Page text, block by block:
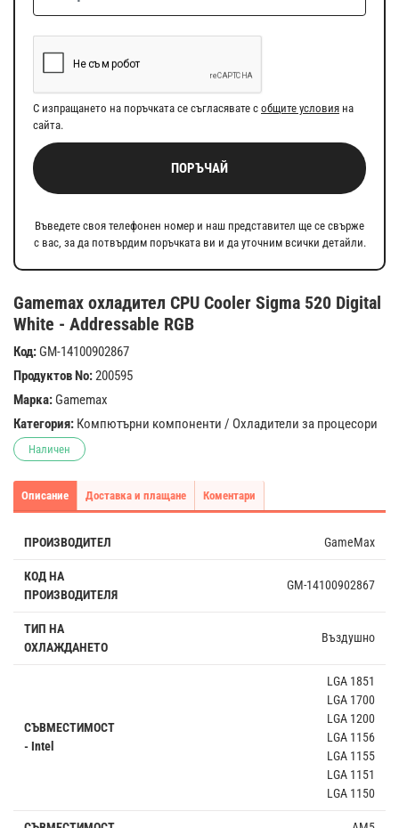
Gamemax охладител CPU Cooler Sigma 520 Digital
White - Addressable RGB
Код: GM-14100902867
Продуктов No:200595
Марка: Gamemax
Категория: Компютърни компоненти / Охладители за процесори
Наличен
С изпращането на поръчката се съгласявате с общите условия на
сайта.
ПОРЪЧАЙ
Въведете своя телефонен номер и наш представител ще се свърже
с вас, за да потвърдим поръчката ви и да уточним всички детайли.
Описание Доставка и плащане Коментари
ПРОИЗВОДИТЕЛ GameMax
КОД НА
ПРОИЗВОДИТЕЛЯ
GM-14100902867
ТИП НА
ОХЛАЖДАНЕТО
Въздушно
СЪВМЕСТИМОСТ
- Intel
LGA 1851
LGA 1700
LGA 1200
LGA 1156
LGA 1155
LGA 1151
LGA 1150